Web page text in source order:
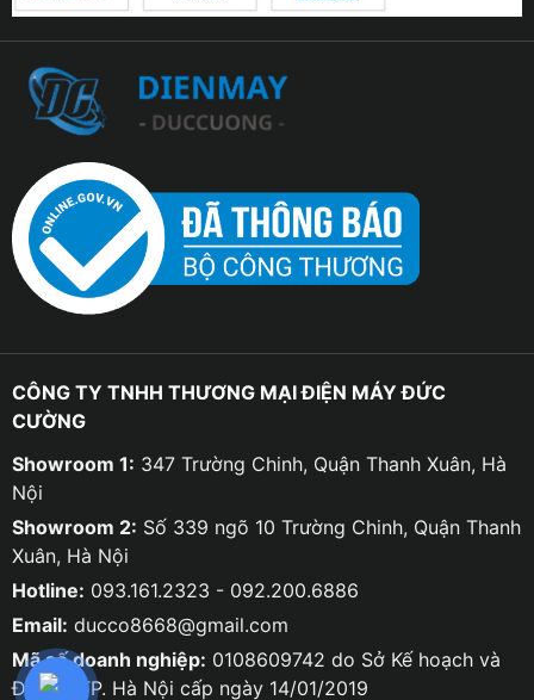
CÔNG TY TNHH THƯƠNG MẠI ĐIỆN MÁY ĐỨC
CƯỜNG
Showroom 1: 347 Trường Chinh, Quận Thanh Xuân, Hà
Nội
Showroom 2: Số 339 ngõ 10 Trường Chinh, Quận Thanh
Xuân, Hà Nội
Hotline: 093.161.2323 - 092.200.6886
Email: ducco8668@gmail.com
Mã số doanh nghiệp: 0108609742 do Sở Kế hoạch và
Đầu tư TP. Hà Nội cấp ngày 14/01/2019